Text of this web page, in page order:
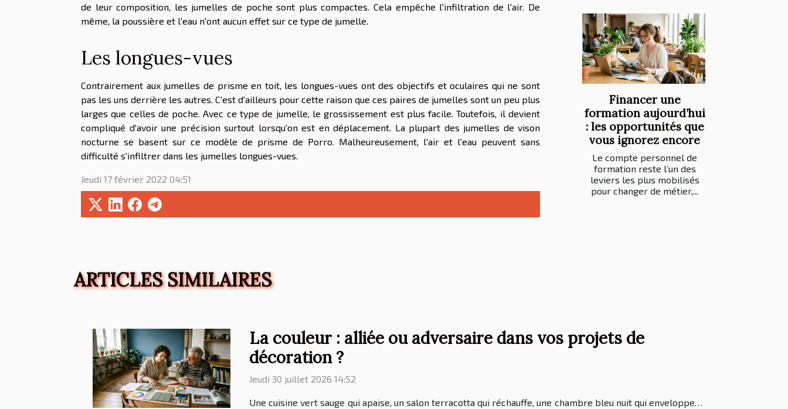
de leur composition, les jumelles de poche sont plus compactes. Cela empêche l'infiltration de l'air. De
même, la poussière et l'eau n'ont aucun effet sur ce type de jumelle.
Les longues-vues
Contrairement aux jumelles de prisme en toit, les longues-vues ont des objectifs et oculaires qui ne sont
pas les uns derrière les autres. C'est d'ailleurs pour cette raison que ces paires de jumelles sont un peu plus
larges que celles de poche. Avec ce type de jumelle, le grossissement est plus facile. Toutefois, il devient
compliqué d'avoir une précision surtout lorsqu'on est en déplacement. La plupart des jumelles de vison
nocturne se basent sur ce modèle de prisme de Porro. Malheureusement, l'air et l'eau peuvent sans
difficulté s'infiltrer dans les jumelles longues-vues.
Jeudi 17 février 2022 04:51
Financer une
formation aujourd’hui
: les opportunités que
vous ignorez encore
Le compte personnel de
formation reste l’un des
leviers les plus mobilisés
pour changer de métier,...
ARTICLES SIMILAIRES
La couleur : alliée ou adversaire dans vos projets de
décoration ?
Jeudi 30 juillet 2026 14:52
Une cuisine vert sauge qui apaise, un salon terracotta qui réchauffe, une chambre bleu nuit qui enveloppe…